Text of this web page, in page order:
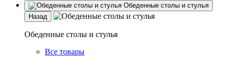
Обеденные столы и стулья
Назад
Обеденные столы и стулья
Все товары